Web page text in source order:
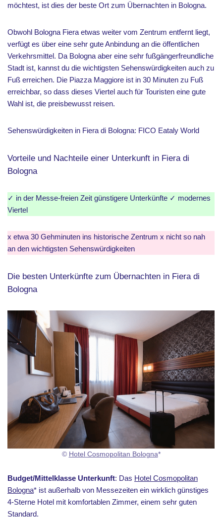
möchtest, ist dies der beste Ort zum Übernachten in Bologna.
Obwohl Bologna Fiera etwas weiter vom Zentrum entfernt liegt,
verfügt es über eine sehr gute Anbindung an die öffentlichen
Verkehrsmittel. Da Bologna aber eine sehr fußgängerfreundliche
Stadt ist, kannst du die wichtigsten Sehenswürdigkeiten auch zu
Fuß erreichen. Die Piazza Maggiore ist in 30 Minuten zu Fuß
erreichbar, so dass dieses Viertel auch für Touristen eine gute
Wahl ist, die preisbewusst reisen.
Sehenswürdigkeiten in Fiera di Bologna: FICO Eataly World
Vorteile und Nachteile einer Unterkunft in Fiera di
Bologna
✓ in der Messe-freien Zeit günstigere Unterkünfte ✓ modernes
Viertel
x etwa 30 Gehminuten ins historische Zentrum x nicht so nah
an den wichtigsten Sehenswürdigkeiten
Die besten Unterkünfte zum Übernachten in Fiera di
Bologna
© Hotel Cosmopolitan Bologna*
Budget/Mittelklasse Unterkunft: Das Hotel Cosmopolitan
Bologna* ist außerhalb von Messezeiten ein wirklich günstiges
4-Sterne Hotel mit komfortablen Zimmer, einem sehr guten
Standard.